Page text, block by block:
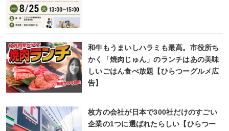
和牛もうまいしハラミも最高。市役所ち
かく「焼肉じゅん」のランチはあの美味
しいごはん食べ放題【ひらつーグルメ広
告】
枚方の会社が日本で300社だけのすごい
企業の1つに選ばれたらしい【ひらつー